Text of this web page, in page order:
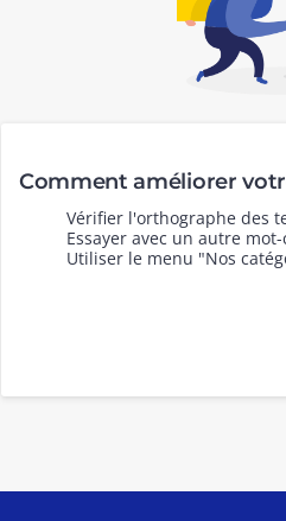
Comment améliorer
Vérifier l'orthographe des
Essayer avec un autre
Utiliser le menu "Nos